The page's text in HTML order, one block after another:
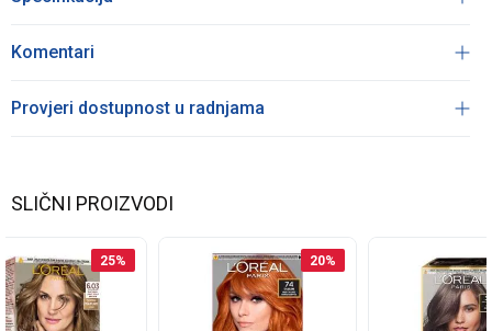
Komentari
Provjeri dostupnost u radnjama
SLIČNI PROIZVODI
25% 20%